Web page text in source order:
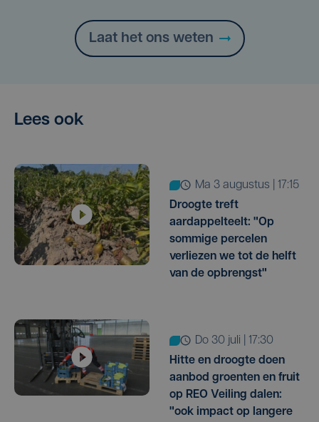
Laat het ons weten
Lees ook
ma 3 augustus | 17:15
Droogte treft
aardappelteelt: "Op
sommige percelen
verliezen we tot de helft
van de opbrengst"
do 30 juli | 17:30
Hitte en droogte doen
aanbod groenten en fruit
op REO Veiling dalen:
"ook impact op langere